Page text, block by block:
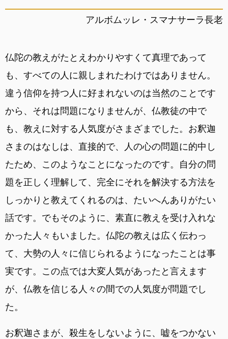
アルボムッレ・スマナサーラ長老
仏陀の教えがたとえわかりやすくて真理であって
も、すべての人に親しまれたわけではありません。
違う信仰を持つ人に好まれないのは当然のことです
から、それは問題になりませんが、仏教徒の中で
も、教えに対する人気度がさまざまでした。お釈迦
さまのはなしは、直接的で、人の心の問題に的中し
たため、このようなことになったのです。自分の問
題を正しく理解して、完全にそれを解決する方法を
しっかりと教えてくれるのは、たいへんありがたい
話です。でもそのように、素直に教えを受け入れな
かった人々もいました。仏陀の教えは広く伝わっ
て、大勢の人々に信じられるようになったことは事
実です。この点では大変人気があったと言えます
が、仏教を信じる人々の間での人気度が問題でし
た。
お釈迦さまが、殺生をしないように、嘘をつかない